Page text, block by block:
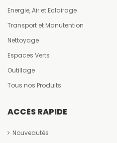
Energie, Air et Eclairage
Transport et Manutention
Nettoyage
Espaces Verts
Outillage
Tous nos Produits
ACCÈS RAPIDE
Nouveautés